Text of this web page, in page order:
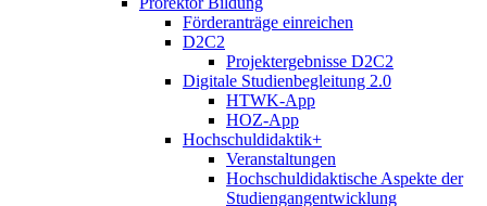
Förderanträge einreichen
D2C2
Projektergebnisse D2C2
Digitale Studienbegleitung 2.0
HTWK-App
HOZ-App
Hochschuldidaktik+
Veranstaltungen
Hochschuldidaktische Aspekte der
Studiengangentwicklung